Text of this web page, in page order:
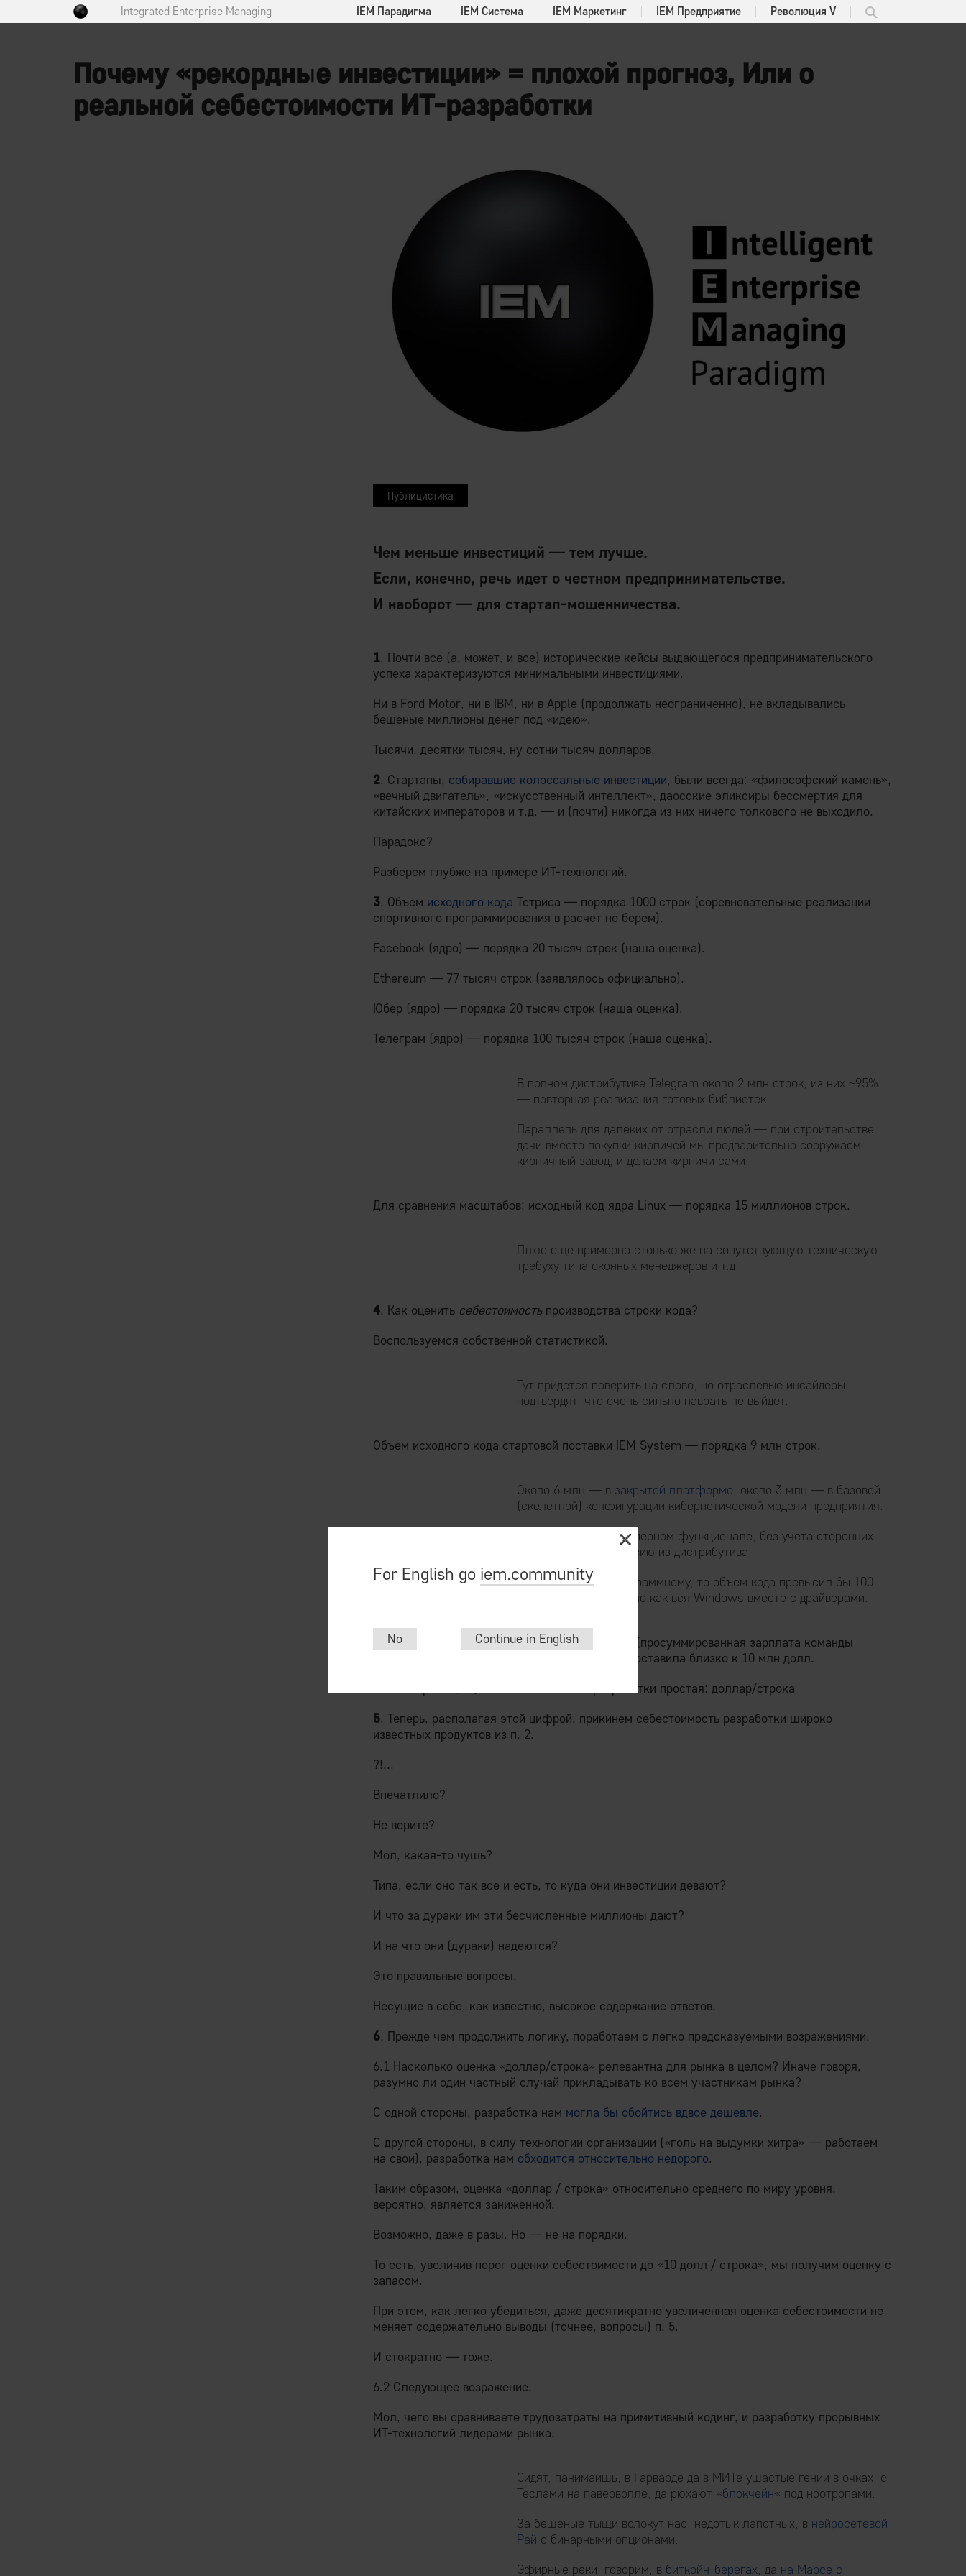
Integrated Enterprise Managing IEM Парадигма IEM Система IEM Маркетинг IEM Предприятие Революция V
Почему «рекордные инвестиции» = плохой прогноз, Или о
реальной себестоимости ИТ-разработки
Публицистика
Чем меньше инвестиций — тем лучше.
Если, конечно, речь идет о честном предпринимательстве.
И наоборот — для стартап-мошенничества.
1. Почти все (а, может, и все) исторические кейсы выдающегося предпринимательского
успеха характеризуются минимальными инвестициями.
Ни в Ford Motor, ни в IBM, ни в Apple (продолжать неограниченно), не вкладывались
бешеные миллионы денег под «идею».
Тысячи, десятки тысяч, ну сотни тысяч долларов.
2. Стартапы, собиравшие колоссальные инвестиции, были всегда: «философский камень»,
«вечный двигатель», «искусственный интеллект», даосские эликсиры бессмертия для
китайских императоров и т.д. — и (почти) никогда из них ничего толкового не выходило.
Парадокс?
Разберем глубже на примере ИТ-технологий.
3. Объем исходного кода Тетриса — порядка 1000 строк (соревновательные реализации
спортивного программирования в расчет не берем).
Facebook (ядро) — порядка 20 тысяч строк (наша оценка).
Ethereum — 77 тысяч строк (заявлялось официально).
Юбер (ядро) — порядка 20 тысяч строк (наша оценка).
Телеграм (ядро) — порядка 100 тысяч строк (наша оценка).
В полном дистрибутиве Telegram около 2 млн строк, из них ~95%
— повторная реализация готовых библиотек.
Параллель для далеких от отрасли людей — при строительстве
дачи вместо покупки кирпичей мы предварительно сооружаем
кирпичный завод, и делаем кирпичи сами.
Для сравнения масштабов: исходный код ядра Linux — порядка 15 миллионов строк.
Плюс еще примерно столько же на сопутствующую техническую
требуху типа оконных менеджеров и т.д.
4. Как оценить себестоимостьпроизводства строки кода?
Воспользуемся собственной статистикой.
Тут придется поверить на слово, но отраслевые инсайдеры
подтвердят, что очень сильно наврать не выйдет.
Объем исходного кода стартовой поставки IEM System — порядка 9 млн строк.
Около 6 млн — в закрытой платформе, около 3 млн — в базовой
(скелетной) конфигурации кибернетической модели предприятия.
Речь идет именно о ядерном функционале, без учета сторонних
библиотек, и про версию из дистрибутива.
Если кодить по-телеграммному, то объем кода превысил бы 100
млн строк — примерно как вся Windows вместе с драйверами.
Себестоимость разработки продукта с начала (просуммированная зарплата команды
разработки, плюс выплаты субподрядчикам) составила близко к 10 млн долл.
Таким образом, оценка себестоимости разработки простая: доллар/строка
5. Теперь, располагая этой цифрой, прикинем себестоимость разработки широко
известных продуктов из п. 2.
?!...
Впечатлило?
Не верите?
Мол, какая-то чушь?
Типа, если оно так все и есть, то куда они инвестиции девают?
И что за дураки им эти бесчисленные миллионы дают?
И на что они (дураки) надеются?
Это правильные вопросы.
Несущие в себе, как известно, высокое содержание ответов.
6. Прежде чем продолжить логику, поработаем с легко предсказуемыми возражениями.
6.1 Насколько оценка «доллар/строка» релевантна для рынка в целом? Иначе говоря,
разумно ли один частный случай прикладывать ко всем участникам рынка?
С одной стороны, разработка нам могла бы обойтись вдвое дешевле.
С другой стороны, в силу технологии организации («голь на выдумки хитра» — работаем
на свои), разработка нам обходится относительно недорого.
Таким образом, оценка «доллар / строка» относительно среднего по миру уровня,
вероятно, является заниженной.
Возможно, даже в разы. Но — не на порядки.
То есть, увеличив порог оценки себестоимости до «10 долл / строка», мы получим оценку с
запасом.
При этом, как легко убедиться, даже десятикратно увеличенная оценка себестоимости не
меняет содержательно выводы (точнее, вопросы) п. 5.
И стократно — тоже.
6.2 Следующее возражение.
Мол, чего вы сравниваете трудозатраты на примитивный кодинг, и разработку прорывных
ИТ-технологий лидерами рынка.
Сидят, панимаишь, в Гарварде да в МИТе ушастые гении в очках, с
Теслами на паверволле, да рюхают «блокчейн« под ноотропами.
За бешеные тыщи волокут нас, недотык лапотных, в нейросетевой
Рай с бинарными опционами.
Эфирные реки, говорим, в биткойн-берегах, да на Марсе с
For English go iem.community
No Continue in English